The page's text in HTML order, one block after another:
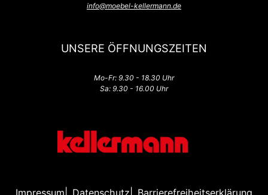
info@moebel-kellermann.de
UNSERE ÖFFNUNGSZEITEN
Mo-Fr: 9.30 - 18.30 Uhr
Sa: 9.30 - 16.00 Uhr
Impressum Datenschutz Barrierefreiheitserklärung